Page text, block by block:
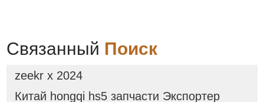
Связанный Поиск
zeekr x 2024
Китай hongqi hs5 запчасти Экспортер